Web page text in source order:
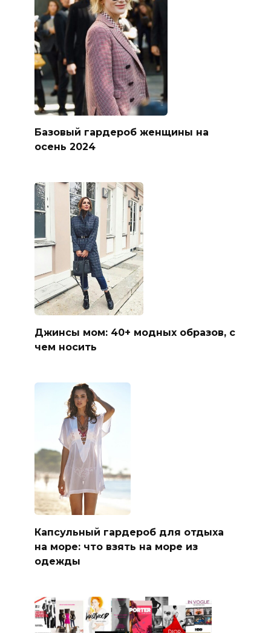
Базовый гардероб женщины на
осень 2024
Джинсы мом: 40+ модных образов, с
чем носить
Капсульный гардероб для отдыха
на море: что взять на море из
одежды